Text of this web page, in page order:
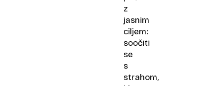
z
jasnim
ciljem:
soočiti
se
s
strahom,